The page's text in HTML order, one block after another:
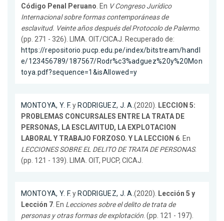
Código Penal Peruano. En V Congreso Jurídico
Internacional sobre formas contemporáneas de
esclavitud. Veinte años después del Protocolo de Palermo.
(pp. 271 - 326). LIMA. OIT/CICAJ. Recuperado de:
https://repositorio.pucp.edu.pe/index/bitstream/handl
e/123456789/187567/Rodr%c3%adguez%20y%20Mon
toya.pdf?sequence=1&isAllowed=y
MONTOYA, Y. F. y RODRIGUEZ, J. A.(2020). LECCION 5:
PROBLEMAS CONCURSALES ENTRE LA TRATA DE
PERSONAS, LA ESCLAVITUD, LA EXPLOTACION
LABORAL Y TRABAJO FORZOSO. Y LA LECCION 6. En
LECCIONES SOBRE EL DELITO DE TRATA DE PERSONAS.
(pp. 121 - 139). LIMA. OIT, PUCP, CICAJ.
MONTOYA, Y. F. y RODRIGUEZ, J. A.(2020). Lección 5 y
Lección 7. En Lecciones sobre el delito de trata de
personas y otras formas de explotación. (pp. 121 - 197).